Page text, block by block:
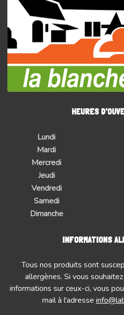
HEURES
Lundi
Mardi
Mercredi
Jeudi
Vendredi
Samedi
Dimanche
INFORMATIONS
Tous nos produits sont
allergènes. Si vous
informations sur ceux-ci, vous
mail à l'adresse